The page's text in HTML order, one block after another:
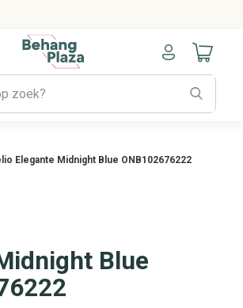
Naar
Elegante Midnight Blue ONB102676222
Blue